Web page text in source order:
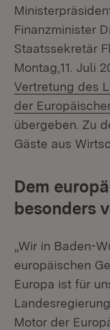
Finanzminister
Staatssekretär
Montag,11. Juli
Vertretung des
der
übergeben. Zu
Gäste aus
Dem
besonders
„Wir in Baden-
europäischen
Europa ist für
Motor der